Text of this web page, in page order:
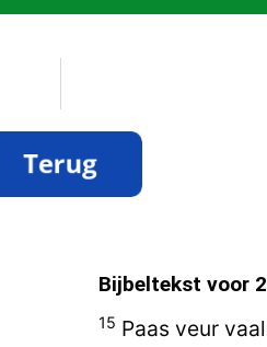
Bijbeltekst voor
15 Paas veur